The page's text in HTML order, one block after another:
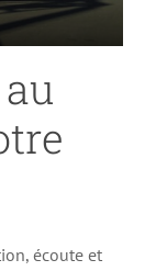
écoute et